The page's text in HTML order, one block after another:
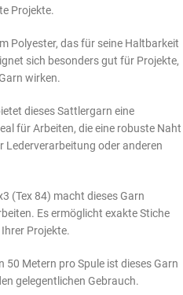
Projekte.
Polyester, das für seine Haltbarkeit
sich besonders gut für Projekte,
wirken.
dieses Sattlergarn eine
für Arbeiten, die eine robuste Naht
Lederverarbeitung oder anderen
(Tex 84) macht dieses Garn
Es ermöglicht exakte Stiche
Projekte.
Metern pro Spule ist dieses Garn
gelegentlichen Gebrauch.